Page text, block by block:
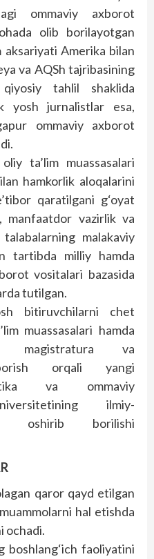
ommaviy axborot
olib borilayotgan
Amerika bilan
va AQSh tajribasining
tahlil shaklida
yosh jurnalistlar esa,
ommaviy axborot
ta’lim muassasalari
hamkorlik aloqalarini
qaratilgani g‘oyat
manfaatdor vazirlik va
malakaviy
tartibda milliy hamda
vositalari bazasida
tutilgan.
bitiruvchilarni chet
muassasalari hamda
magistratura va
orqali yangi
va ommaviy
ilmiy-
oshirib borilishi
qaror qayd etilgan
hal etishda
ochadi.
boshlang‘ich faoliyatini